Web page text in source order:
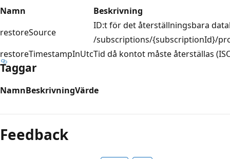
Namn
Beskrivning
restoreSource
ID:t för det återställningsbara
/subscriptions/{subscriptionId}/
restoreTimestampInUtcTid då kontot måste återställas
Taggar
NamnBeskrivningVärde
Feedback